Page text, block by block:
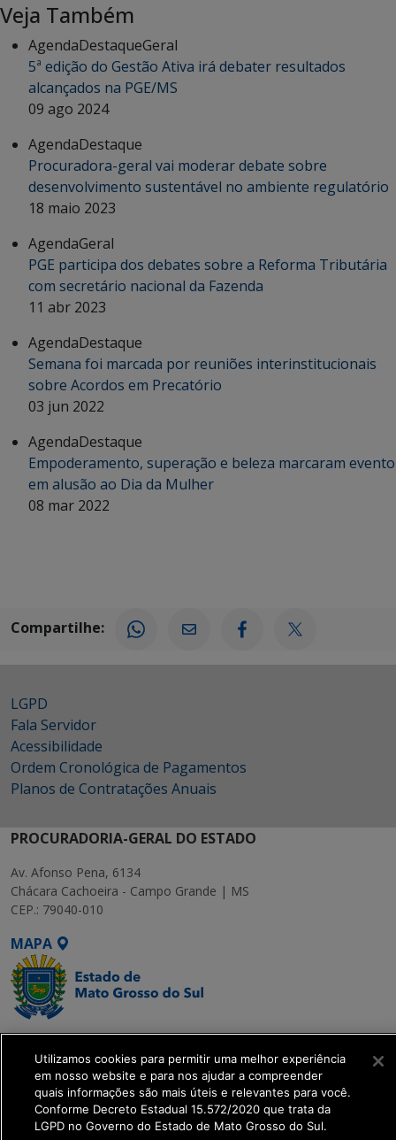
Veja Também
AgendaDestaqueGeral
5ª edição do Gestão Ativa irá debater resultados
alcançados na PGE/MS
09 ago 2024
AgendaDestaque
Procuradora-geral vai moderar debate sobre
desenvolvimento sustentável no ambiente regulatório
18 maio 2023
AgendaGeral
PGE participa dos debates sobre a Reforma Tributária
com secretário nacional da Fazenda
11 abr 2023
AgendaDestaque
Semana foi marcada por reuniões interinstitucionais
sobre Acordos em Precatório
03 jun 2022
AgendaDestaque
Empoderamento, superação e beleza marcaram evento
em alusão ao Dia da Mulher
08 mar 2022
Compartilhe:
LGPD
Fala Servidor
Acessibilidade
Ordem Cronológica de Pagamentos
Planos de Contratações Anuais
PROCURADORIA-GERAL DO ESTADO
Av. Afonso Pena, 6134
Chácara Cachoeira - Campo Grande | MS
CEP.: 79040-010
MAPA
SETDIG | Secretaria-
Executiva de
Transformação Digital
get_footer();
Utilizamos cookies para permitir uma melhor experiência
em nosso website e para nos ajudar a compreender
quais informações são mais úteis e relevantes para você.
Conforme Decreto Estadual 15.572/2020 que trata da
LGPD no Governo do Estado de Mato Grosso do Sul.